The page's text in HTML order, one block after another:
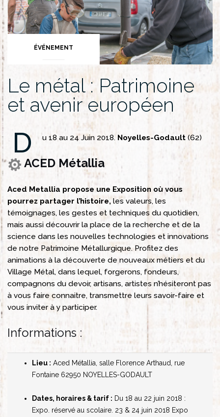
ÉVÉNEMENT
Le métal : Patrimoine
et avenir européen
D u 18 au 24 Juin 2018. Noyelles-Godault (62)
ACED Métallia
Aced Metallia propose une Exposition où vous
pourrez partager l’histoire,les valeurs, les
témoignages, les gestes et techniques du quotidien,
mais aussi découvrir la place de la recherche et de la
science dans les nouvelles technologies et innovations
de notre Patrimoine Métallurgique. Profitez des
animations à la découverte de nouveaux métiers et du
Village Métal, dans lequel, forgerons, fondeurs,
compagnons du devoir, artisans, artistes n’hésiteront pas
à vous faire connaitre, transmettre leurs savoir-faire et
vous inviter à y participer.
Informations :
Lieu : Aced Métallia, salle Florence Arthaud, rue
Fontaine 62950 NOYELLES-GODAULT
Dates, horaires & tarif : Du 18 au 22 juin 2018 :
Expo. réservé au scolaire. 23 & 24 juin 2018 Expo